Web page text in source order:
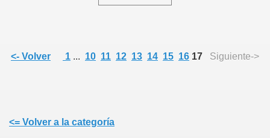
<- Volver 1 ... 10 11 12 13 14 15 16 17 Siguiente->
<= Volver a la categoría